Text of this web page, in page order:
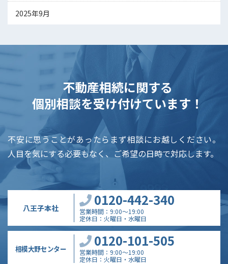
2025年9月
不動産相続に関する
個別相談を受け付けています！
不安に思うことがあったらまず相談にお越しください。
人目を気にする必要もなく、ご希望の日時で対応します。
八王子本社 0120-442-340
営業時間
9:00～19:00
定休日
火曜日・水曜日
相模大野センター 0120-101-505
営業時間
9:00～19:00
定休日
火曜日・水曜日